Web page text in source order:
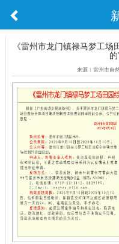
《雷州市龙门镇禄马梦工场
来源：雷州市自